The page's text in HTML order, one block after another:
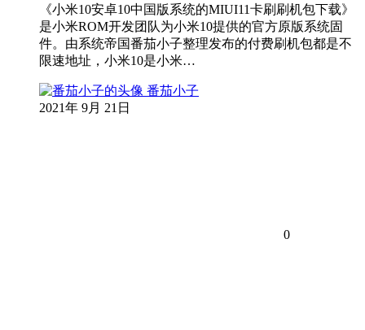
《小米10安卓10中国版系统的MIUI11卡刷刷机包下载》
是小米ROM开发团队为小米10提供的官方原版系统固
件。由系统帝国番茄小子整理发布的付费刷机包都是不
限速地址，小米10是小米…
番茄小子
2021年 9月 21日
0